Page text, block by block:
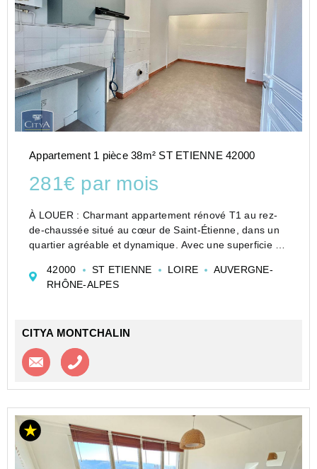
Appartement 1 pièce 38m² ST ETIENNE 42000
281€ par mois
À LOUER : Charmant appartement rénové T1 au rez-
de-chaussée situé au cœur de Saint-Étienne, dans un
quartier agréable et dynamique. Avec une superficie de
seule ou un couple cherchant un cocon confortable.
42000 ST ETIENNE LOIRE
AUVERGNE-
RHÔNE-ALPES
CITYA MONTCHALIN
Contacter l'agence